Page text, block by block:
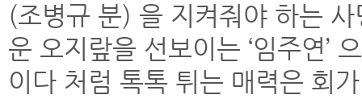
(조병규 분) 을 지켜줘야 하는
운 오지랖을 선보이는 ‘임주연’
이다 처럼 톡톡 튀는 매력은 회